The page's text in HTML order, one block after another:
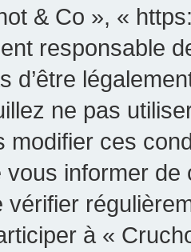
& Co », «
responsable
d’être
ne pas
modifier ces
informer
vérifier
à «